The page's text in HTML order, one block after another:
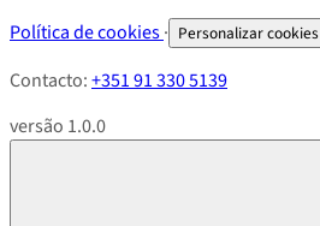
Política de cookies· Personalizar cookies
Contacto:+351 91 330 5139
versão 1.0.0